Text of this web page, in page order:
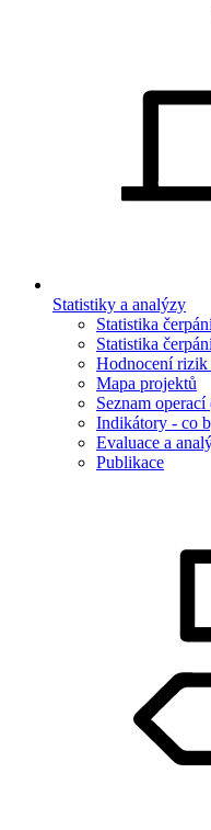
Statistiky a analýzy
Statistika
Statistika
Hodnocení rizik
Mapa projektů
Seznam
Indikátory - co
Evaluace a
Publikace